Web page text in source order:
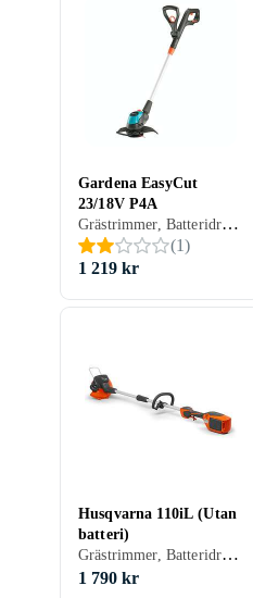
Gardena EasyCut
23/18V P4A
Grästrimmer, Batteridriven
(1)
1 219 kr
Husqvarna 110iL (Utan
batteri)
Grästrimmer, Batteridriven
1 790 kr